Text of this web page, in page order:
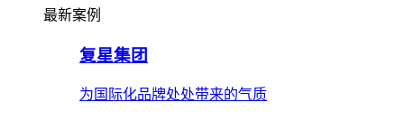
最新案例
复星集团
为国际化品牌处处带来的气质